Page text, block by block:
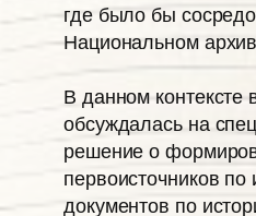
где было бы
Нацио­нальном
В данном контексте
обсуждалась на
решение о
первоисточников
документов по